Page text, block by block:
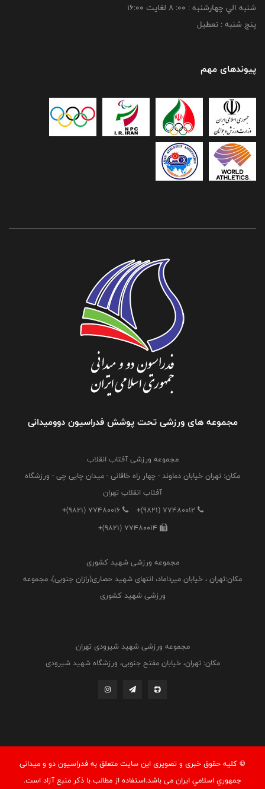
شنبه الي چهارشنبه : 00: 8 لغايت 16:00
پنج شنبه : تعطیل
پیوندهای مهم
مجموعه های ورزشی تحت پوشش فدراسیون دوومیدانی
مجموعه ورزشی آفتاب انقلاب
مکان: تهران خیابان دماوند - چهار راه خاقانی - میدان چایی چی - ورزشگاه
آفتاب انقلاب تهران
+(9821) 77480012
+(9821) 77480016
+(9821) 77480014
مجموعه ورزشی شهید کشوری
مکان:تهران ، خیابان میرداماد، انتهای شهید حصاری(رازان جنوبی)، مجموعه
ورزشی شهید کشوری
مجموعه ورزشی شهید شیرودی تهران
مکان: تهران، خیابان مفتح جنوبی، ورزشگاه شهید شیرودی
© کليه حقوق خبری و تصويری اين سايت متعلق به فدراسيون دو و میدانی
جمهوري اسلامي ايران می باشد.استفاده از مطالب با ذكر منبع آزاد است.